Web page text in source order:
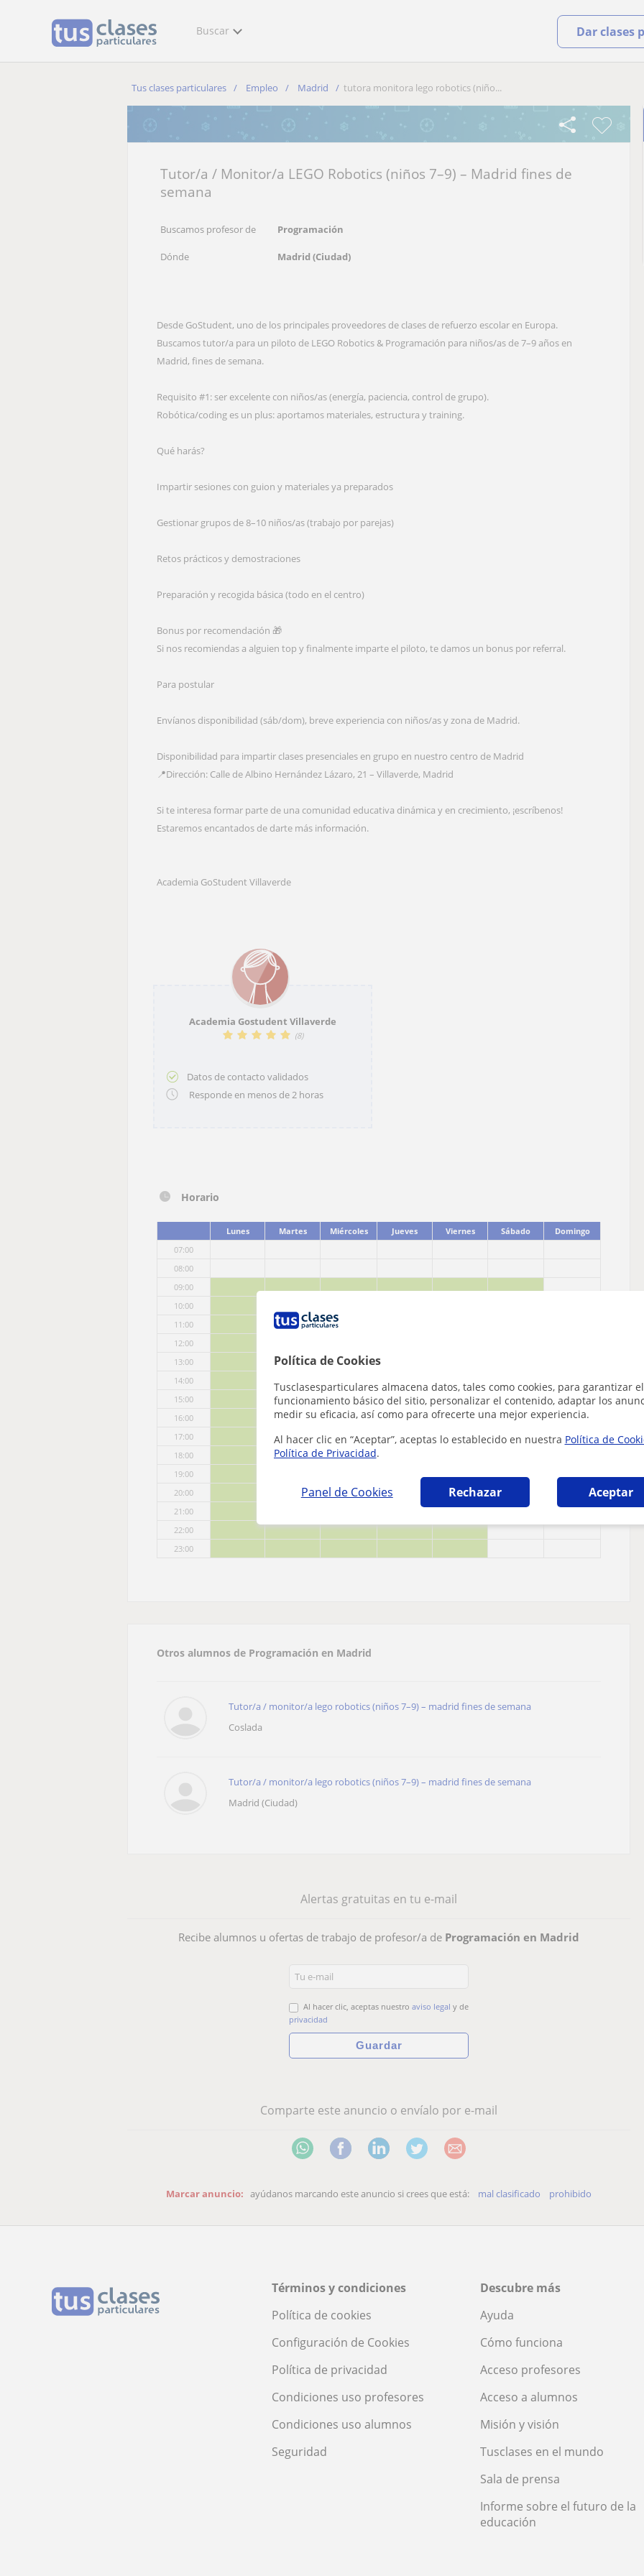
Política de Cookies
Tusclasesparticulares almacena datos, tales como cookies, para garantizar el
funcionamiento básico del sitio, personalizar el contenido, adaptar los
medir su eficacia, así como para ofrecerte una mejor experiencia.
Al hacer clic en “Aceptar”, aceptas lo establecido en nuestra Política de
Política de Privacidad.
Panel de Cookies Rechazar Aceptar
Buscar Dar clases
Tus clases particulares Empleo Madrid tutora monitora lego robotics (niño...
Tutor/a / Monitor/a LEGO Robotics (niños 7–9) – Madrid fines de
semana
Buscamos profesor de Programación
Dónde Madrid (Ciudad)
Desde GoStudent, uno de los principales proveedores de clases de refuerzo escolar en Europa.
Buscamos tutor/a para un piloto de LEGO Robotics & Programación para niños/as de 7–9 años en
Madrid, fines de semana.
Requisito #1: ser excelente con niños/as (energía, paciencia, control de grupo).
Robótica/coding es un plus: aportamos materiales, estructura y training.
Qué harás?
Impartir sesiones con guion y materiales ya preparados
Gestionar grupos de 8–10 niños/as (trabajo por parejas)
Retos prácticos y demostraciones
Preparación y recogida básica (todo en el centro)
Bonus por recomendación 🎁
Si nos recomiendas a alguien top y finalmente imparte el piloto, te damos un bonus por referral.
Para postular
Envíanos disponibilidad (sáb/dom), breve experiencia con niños/as y zona de Madrid.
Disponibilidad para impartir clases presenciales en grupo en nuestro centro de Madrid
📍Dirección: Calle de Albino Hernández Lázaro, 21 – Villaverde, Madrid
Si te interesa formar parte de una comunidad educativa dinámica y en crecimiento, ¡escríbenos!
Estaremos encantados de darte más información.
Academia GoStudent Villaverde
Academia Gostudent Villaverde
(8)
Datos de contacto validados
Responde en menos de 2 horas
Horario
Lunes Martes Miércoles Jueves Viernes Sábado
Domingo
07:00
08:00
09:00
10:00
11:00
12:00
13:00
14:00
15:00
16:00
17:00
18:00
19:00
20:00
21:00
22:00
23:00
Otros alumnos de Programación en Madrid
Tutor/a / monitor/a lego robotics (niños 7–9) – madrid fines de semana
Coslada
Tutor/a / monitor/a lego robotics (niños 7–9) – madrid fines de semana
Madrid (Ciudad)
Alertas gratuitas en tu e-mail
Recibe alumnos u ofertas de trabajo de profesor/a de Programación en Madrid
Al hacer clic, aceptas nuestro aviso legal y de
privacidad
Comparte este anuncio o envíalo por e-mail
Marcar anuncio: ayúdanos marcando este anuncio si crees que está: mal clasificado prohibido
Términos y condiciones
Política de cookies
Configuración de Cookies
Política de privacidad
Condiciones uso profesores
Condiciones uso alumnos
Seguridad
Descubre más
Ayuda
Cómo funciona
Acceso profesores
Acceso a alumnos
Misión y visión
Tusclases en el mundo
Sala de prensa
Informe sobre el futuro de la
educación